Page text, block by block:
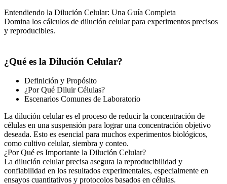
Entendiendo la Dilución Celular: Una Guía Completa
Domina los cálculos de dilución celular para experimentos precisos
y reproducibles.
¿Qué es la Dilución Celular?
Definición y Propósito
¿Por Qué Diluir Células?
Escenarios Comunes de Laboratorio
La dilución celular es el proceso de reducir la concentración de
células en una suspensión para lograr una concentración objetivo
deseada. Esto es esencial para muchos experimentos biológicos,
como cultivo celular, siembra y conteo.
¿Por Qué es Importante la Dilución Celular?
La dilución celular precisa asegura la reproducibilidad y
confiabilidad en los resultados experimentales, especialmente en
ensayos cuantitativos y protocolos basados en células.